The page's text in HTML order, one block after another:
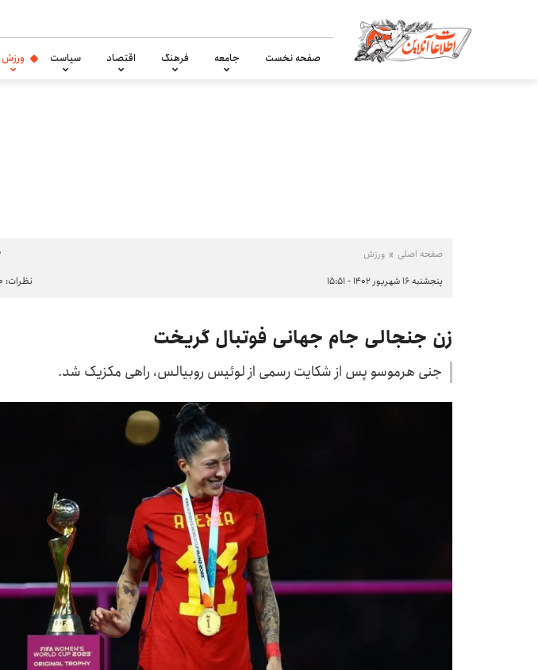
صفحه نخست جامعه فرهنگ اقتصاد سیاست ورزش
صفحه اصلی ورزش
پنجشنبه ۱۶ شهریور ۱۴۰۲ - ۱۵:۵۱
نظرات: ۰
زن جنجالی جام جهانی فوتبال گریخت
جنی هرموسو پس از شکایت رسمی از لوئیس روبیالس، راهی مکزیک شد.